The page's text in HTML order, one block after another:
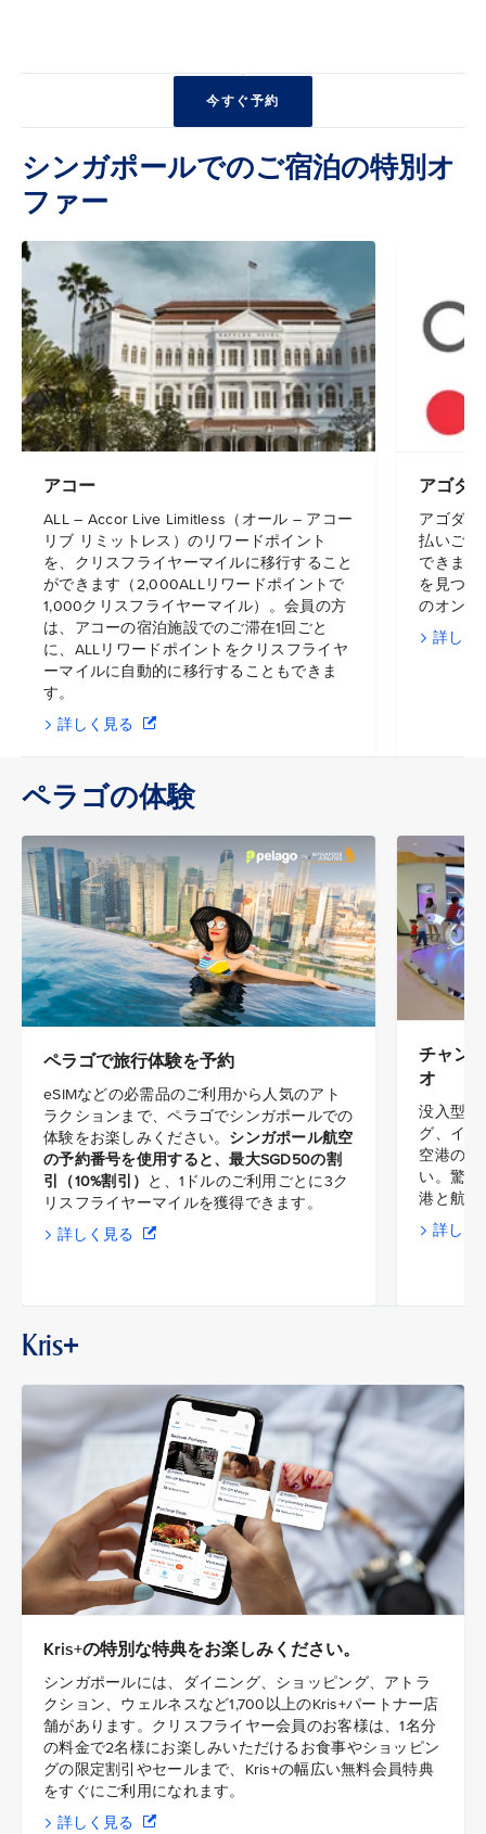
今すぐ予約
シンガポールでのご宿泊の特別オ
ファー
アコー
ALL – Accor Live Limitless（オール – アコー
リブ リミットレス）のリワードポイント
を、クリスフライヤーマイルに移行すること
ができます（2,000ALLリワードポイントで
1,000クリスフライヤーマイル）。会員の方
は、アコーの宿泊施設でのご滞在1回ごと
に、ALLリワードポイントをクリスフライヤ
ーマイルに自動的に移行することもできま
す。
詳しく見る
アゴダ
アゴダで
払いごと
できます
を見つけ
のオンラ
詳しく
ペラゴの体験
ペラゴで旅行体験を予約
eSIMなどの必需品のご利用から人気のアト
ラクションまで、ペラゴでシンガポールでの
体験をお楽しみください。 シンガポール航空
の予約番号を使用すると、最大SGD50の割
引（10%割引） と、1ドルのご利用ごとに3ク
リスフライヤーマイルを獲得できます。
詳しく見る
チャン
オ
没入型の
グ、イン
空港のバ
い。驚き
港と航
詳しく
Kris+
Kris+の特別な特典をお楽しみください。
シンガポールには、ダイニング、ショッピング、アトラ
クション、ウェルネスなど1,700以上のKris+パートナー店
舗があります。クリスフライヤー会員のお客様は、1名分
の料金で2名様にお楽しみいただけるお食事やショッピン
グの限定割引やセールまで、Kris+の幅広い無料会員特典
をすぐにご利用になれます。
詳しく見る